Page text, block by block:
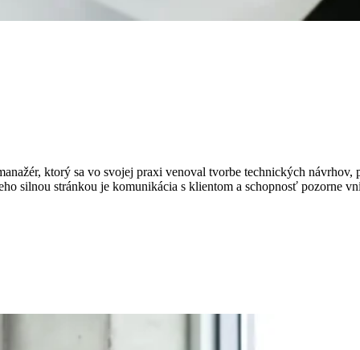
ktorý sa vo svojej praxi venoval tvorbe technických
silnou stránkou je komunikácia s klientom a schopnosť pozorne